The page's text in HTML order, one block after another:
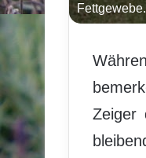
Zeiger